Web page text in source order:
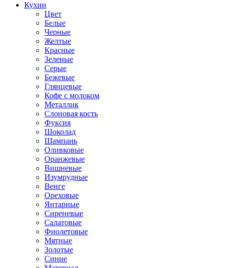
Кухни
Цвет
Белые
Черные
Желтые
Красные
Зеленые
Серые
Бежевые
Глянцевые
Кофе с молоком
Металлик
Слоновая кость
Фуксия
Шоколад
Шампань
Оливковые
Оранжевые
Вишневые
Изумрудные
Венге
Ореховые
Янтарные
Сиреневые
Салатовые
Фиолетовые
Мятные
Золотые
Синие